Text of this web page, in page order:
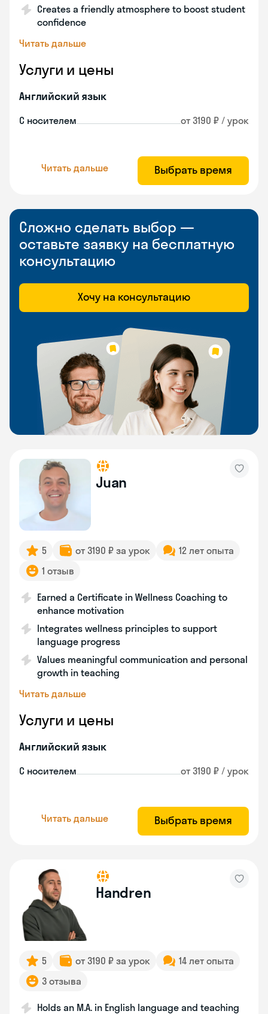
Creates a friendly atmosphere to boost student
confidence
Читать дальше
Услуги и цены
Английский язык
С носителем от 3190 ₽ / урок
Читать дальше Выбрать время
Сложно сделать выбор —
оставьте заявку на бесплатную
консультацию
Хочу на консультацию
Juan
5 от 3190 ₽ за урок
12 лет опыта
1 отзыв
Earned a Certificate in Wellness Coaching to
enhance motivation
Integrates wellness principles to support
language progress
Values meaningful communication and personal
growth in teaching
Читать дальше
Услуги и цены
Английский язык
С носителем от 3190 ₽ / урок
Читать дальше Выбрать время
Handren
5 от 3190 ₽ за урок
14 лет опыта
3 отзыва
Holds an M.A. in English language and teaching